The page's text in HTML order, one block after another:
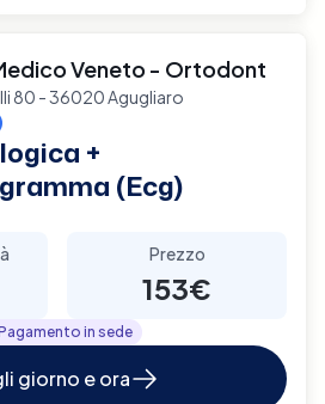
Veneto - Ortodont
80 - 36020 Agugliaro
+
(Ecg)
Prezzo
153€
in sede
giorno e ora